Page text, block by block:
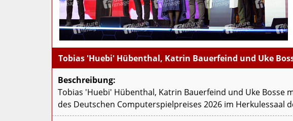
Tobias 'Huebi' Hübenthal, Katrin Bauerfeind und Uke
Beschreibung:
Tobias 'Huebi' Hübenthal, Katrin Bauerfeind und Uke
des Deutschen Computerspielpreises 2026 im Herkulessaal